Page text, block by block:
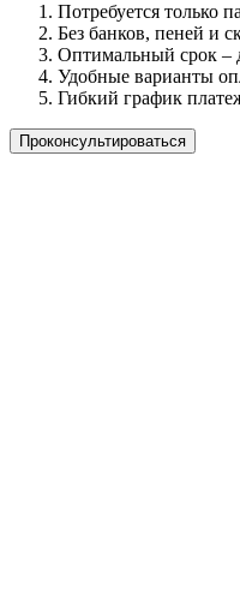
Потребуется только
Без банков, пеней и
Оптимальный срок –
Удобные варианты
Гибкий график
Проконсультироваться